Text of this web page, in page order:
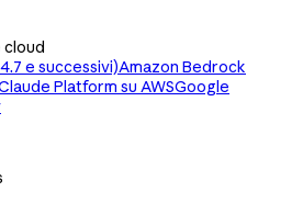
cloud
e successivi)Amazon Bedrock
Platform su AWSGoogle